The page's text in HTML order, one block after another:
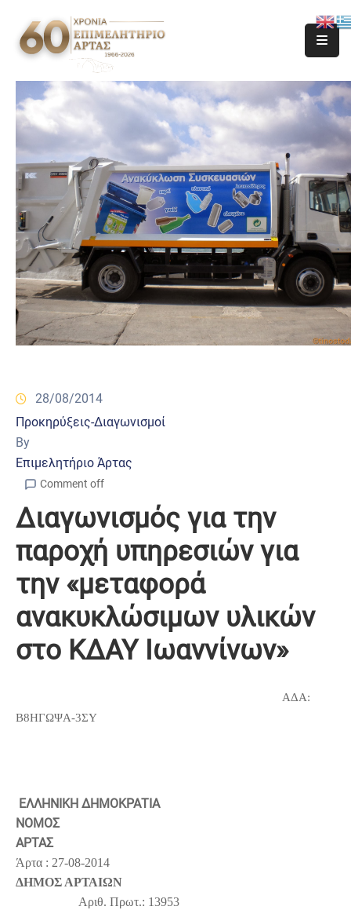
28/08/2014
Προκηρύξεις-Διαγωνισμοί
By
Επιμελητήριο Άρτας
Comment off
Διαγωνισμός για την
παροχή υπηρεσιών για
την «μεταφορά
ανακυκλώσιμων υλικών
στο ΚΔΑΥ Ιωαννίνων»
ΑΔΑ:
Β8ΗΓΩΨΑ-3ΣΥ
ΕΛΛΗΝΙΚΗ ΔΗΜΟΚΡΑΤΙΑ
ΝΟΜΟΣ
ΑΡΤΑΣ
Άρτα : 27-08-2014
ΔΗΜΟΣ ΑΡΤΑΙΩΝ
Αριθ. Πρωτ.: 13953